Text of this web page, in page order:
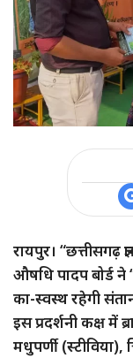
रायपुर। “छत्तीसगढ़
औषधि पादप बोर्ड ने
का-स्वस्थ रहेगी
इस प्रदर्शनी कक्ष में
मधुपर्णी